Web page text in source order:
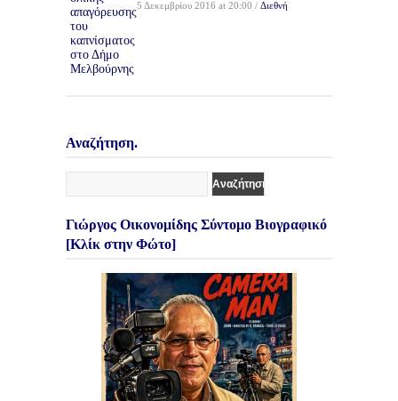
5 Δεκεμβρίου 2016 at 20:00 / Διεθνή
Αναζήτηση.
Γιώργος Οικονομίδης Σύντομο Βιογραφικό
[Κλίκ στην Φώτο]